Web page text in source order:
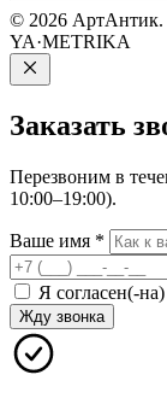
© 2026 АртАнтик.
YA·METRIKA
Заказать
Перезвоним в
10:00–19:00).
Ваше имя *
Я согласен(-
Жду звонка